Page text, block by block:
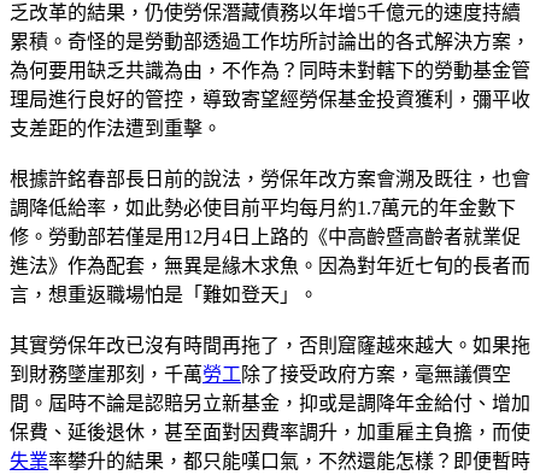
乏改革的結果，仍使勞保潛藏債務以年增5千億元的速度持續
累積。奇怪的是勞動部透過工作坊所討論出的各式解決方案，
為何要用缺乏共識為由，不作為？同時未對轄下的勞動基金管
理局進行良好的管控，導致寄望經勞保基金投資獲利，彌平收
支差距的作法遭到重擊。
根據許銘春部長日前的說法，勞保年改方案會溯及既往，也會
調降低給率，如此勢必使目前平均每月約1.7萬元的年金數下
修。勞動部若僅是用12月4日上路的《中高齡暨高齡者就業促
進法》作為配套，無異是緣木求魚。因為對年近七旬的長者而
言，想重返職場怕是「難如登天」。
其實勞保年改已沒有時間再拖了，否則窟窿越來越大。如果拖
到財務墜崖那刻，千萬勞工除了接受政府方案，毫無議價空
間。屆時不論是認賠另立新基金，抑或是調降年金給付、增加
保費、延後退休，甚至面對因費率調升，加重雇主負擔，而使
失業率攀升的結果，都只能嘆口氣，不然還能怎樣？即便暫時